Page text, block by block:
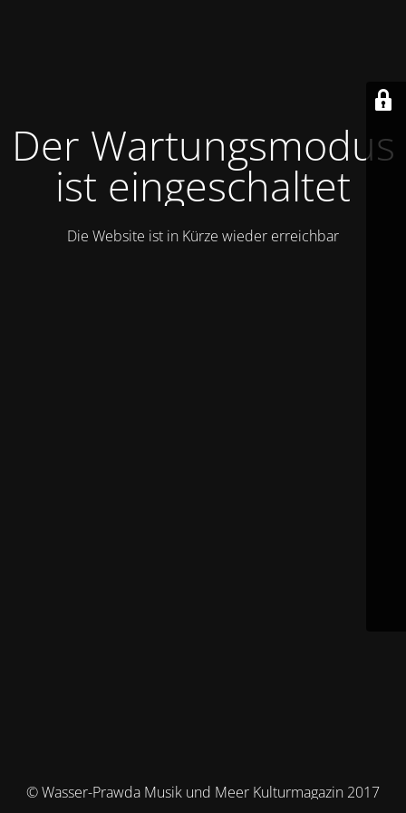
Der Wartungsmodus
ist eingeschaltet
Die Website ist in Kürze wieder erreichbar
© Wasser-Prawda Musik und Meer Kulturmagazin 2017